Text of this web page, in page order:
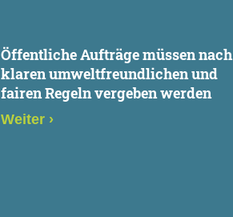
Öffentliche Aufträge müssen nach
klaren umweltfreundlichen und
fairen Regeln vergeben werden
Weiter ›